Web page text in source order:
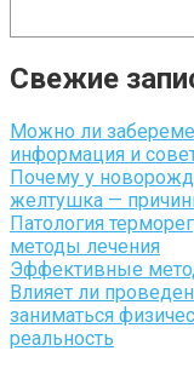
Свежие
Можно ли
информация и
Почему у
желтушка —
Патология
методы лечения
Эффективные
Влияет ли
заниматься
реальность